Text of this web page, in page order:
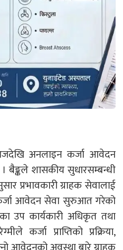
आजदेखि अनलाइन कर्जा आवेदन
शासकीय सुधारसम्बन्धी
प्रभावकारी ग्राहक सेवालाई
आवेदन सेवा सुरुआत गरेको
उप कार्यकारी अधिकृत तथा
कर्जा प्राप्तिको प्रक्रिया,